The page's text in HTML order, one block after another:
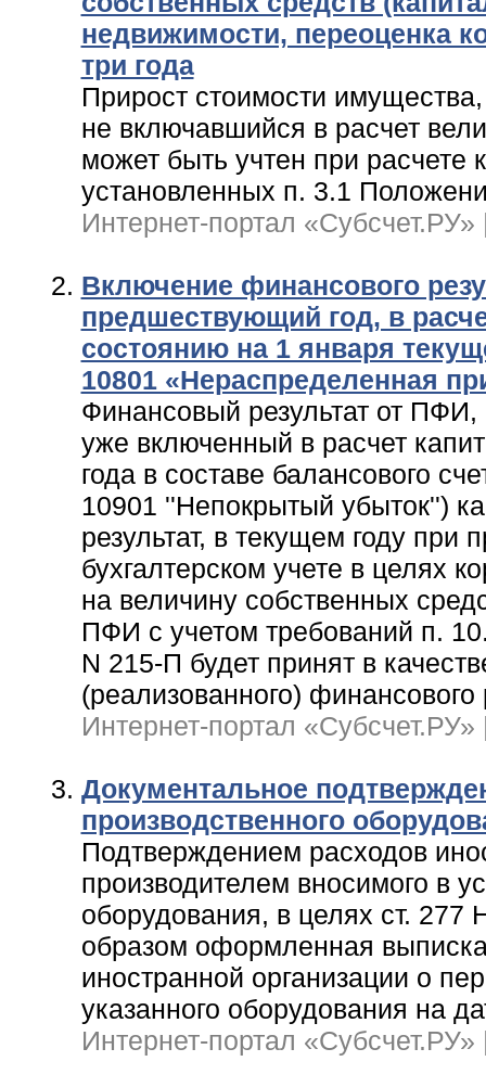
недвижимости, переоценка
три года
Прирост стоимости
не включавшийся в расчет
может быть учтен при расчете
установленных п. 3.1
Интернет-портал
Включение финансового
предшествующий год, в
состоянию на 1 января
10801 «Нераспределенная
Финансовый результат от
уже включенный в расчет
года в составе балансового
10901 ''Непокрытый убыток'')
результат, в текущем году
бухгалтерском учете в целях
на величину собственных
ПФИ с учетом требований п.
N 215-П будет принят в
(реализованного)
Интернет-портал
Документальное
производственного
Подтверждением расходов
производителем вносимого в
оборудования, в целях ст.
образом оформленная выписка
иностранной организации о
указанного оборудования на
Интернет-портал